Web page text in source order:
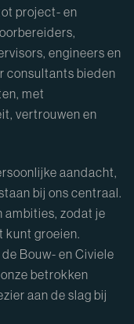
project- en
engineers en
consultants bieden
met
vertrouwen en
aandacht,
bij ons centraal.
ambities, zodat je
kunt groeien.
Bouw- en Civiele
betrokken
aan de slag bij